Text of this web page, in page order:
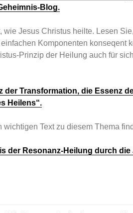
Blog.
wie Jesus Christus heilte. Lesen
Komponenten konseqent
Prinzip der Heilung auch für
der Transformation, die Essenz
Heilens“.
wichtigen Text zu diesem Thema
der Resonanz-Heilung durch